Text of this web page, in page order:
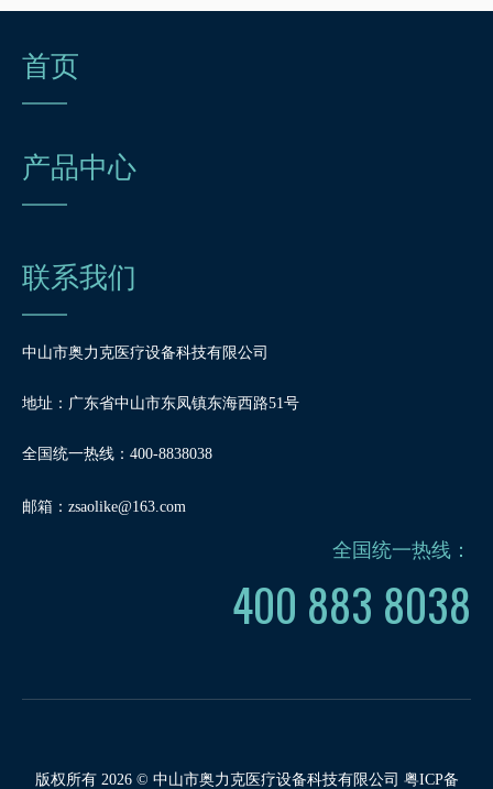
首页
产品中心
联系我们
中山市奥力克医疗设备科技有限公司
地址：广东省中山市东凤镇东海西路51号
全国统一热线：400-8838038
邮箱： zsaolike@163.com
全国统一热线：
400 883 8038
版权所有 2026© 中山市奥力克医疗设备科技有限公司 粤ICP备